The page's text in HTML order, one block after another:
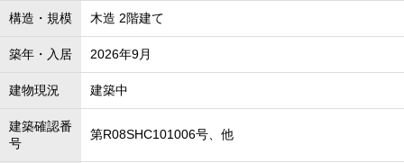
構造・規模 木造 2階建て
築年・入居 2026年9月
建物現況 建築中
建築確認番
号
第R08SHC101006号、他